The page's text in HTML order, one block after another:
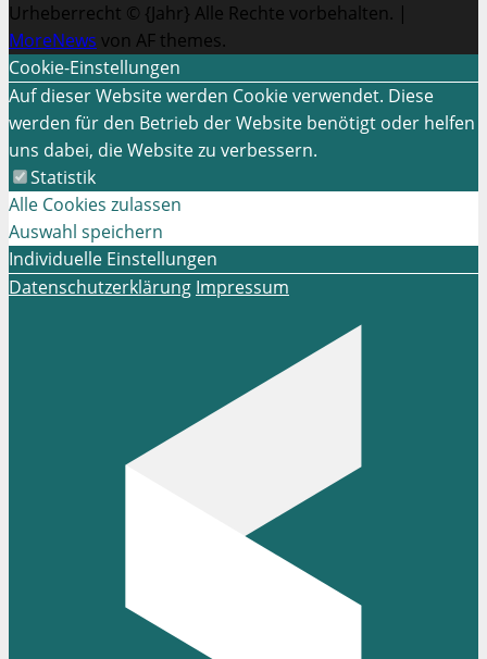
Urheberrecht © {Jahr} Alle Rechte vorbehalten. |
MoreNews von AF themes.
Cookie-Einstellungen
Auf dieser Website werden Cookie verwendet. Diese
werden für den Betrieb der Website benötigt oder helfen
uns dabei, die Website zu verbessern.
Statistik
Alle Cookies zulassen
Auswahl speichern
Individuelle Einstellungen
Datenschutzerklärung Impressum